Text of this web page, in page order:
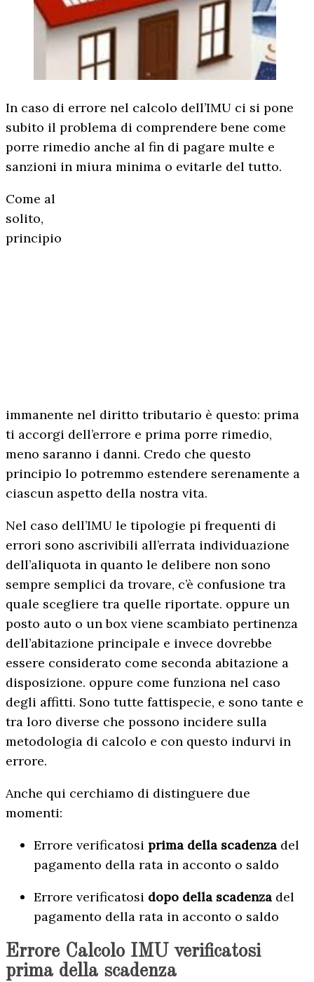
In caso di errore nel calcolo dell’IMU ci si pone
subito il problema di comprendere bene come
porre rimedio anche al fin di pagare multe e
sanzioni in miura minima o evitarle del tutto.
Come al
solito,
principio
immanente nel diritto tributario è questo: prima
ti accorgi dell’errore e prima porre rimedio,
meno saranno i danni. Credo che questo
principio lo potremmo estendere serenamente a
ciascun aspetto della nostra vita.
Nel caso dell’IMU le tipologie pi frequenti di
errori sono ascrivibili all’errata individuazione
dell’aliquota in quanto le delibere non sono
sempre semplici da trovare, c’è confusione tra
quale scegliere tra quelle riportate. oppure un
posto auto o un box viene scambiato pertinenza
dell’abitazione principale e invece dovrebbe
essere considerato come seconda abitazione a
disposizione. oppure come funziona nel caso
degli affitti. Sono tutte fattispecie, e sono tante e
tra loro diverse che possono incidere sulla
metodologia di calcolo e con questo indurvi in
errore.
Anche qui cerchiamo di distinguere due
momenti:
Errore verificatosi prima della scadenza del
pagamento della rata in acconto o saldo
Errore verificatosi dopo della scadenza del
pagamento della rata in acconto o saldo
Errore Calcolo IMU verificatosi
prima della scadenza